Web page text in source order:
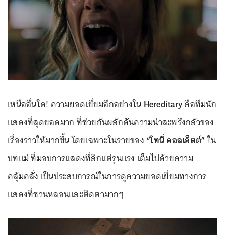
เหนืออื่นใด! ความยอดเยี่ยมอีกอย่างใน Hereditaryคือทีมนัก
แสดงที่สุดยอดมาก ที่ช่วยกันผลักดันความน่าสะพรึงกลัวของ
เรื่องราวให้มากขึ้น โดยเฉพาะในรายของ “โทนี่ คอลเล็ตต์”ใน
บทแม่ ที่มอบการแสดงที่ลึกแต่รุนแรง เต็มไปด้วยความ
คลุ้มคลั่ง เป็นประสบการณ์ในการดูความยอดเยี่ยมทางการ
แสดงที่ชวนหลอนและติดตามากๆ